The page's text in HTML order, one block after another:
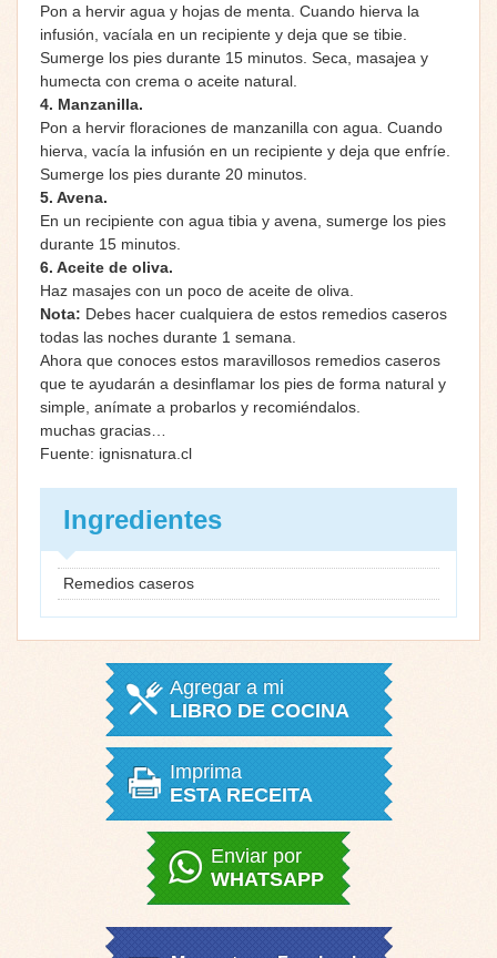
Pon a hervir agua y hojas de menta. Cuando hierva la
infusión, vacíala en un recipiente y deja que se tibie.
Sumerge los pies durante 15 minutos. Seca, masajea y
humecta con crema o aceite natural.
4. Manzanilla.
Pon a hervir floraciones de manzanilla con agua. Cuando
hierva, vacía la infusión en un recipiente y deja que enfríe.
Sumerge los pies durante 20 minutos.
5. Avena.
En un recipiente con agua tibia y avena, sumerge los pies
durante 15 minutos.
6. Aceite de oliva.
Haz masajes con un poco de aceite de oliva.
Nota: Debes hacer cualquiera de estos remedios caseros
todas las noches durante 1 semana.
Ahora que conoces estos maravillosos remedios caseros
que te ayudarán a desinflamar los pies de forma natural y
simple, anímate a probarlos y recomiéndalos.
muchas gracias…
Fuente: ignisnatura.cl
Ingredientes
Remedios caseros
Agregar a mi
LIBRO DE COCINA
Imprima
ESTA RECEITA
Enviar por
WHATSAPP